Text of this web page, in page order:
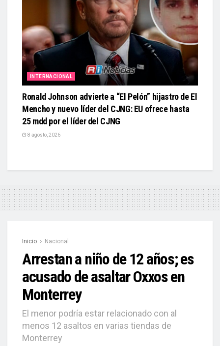
INTERNACIONAL
Ronald Johnson advierte a “El Pelón” hijastro de El
Mencho y nuevo líder del CJNG: EU ofrece hasta
25 mdd por el líder del CJNG
8 agosto, 2026
Inicio Nacional
Arrestan a niño de 12 años; es
acusado de asaltar Oxxos en
Monterrey
El menor podría estar relacionado con al
menos 12 asaltos en varias tiendas de
Monterrey